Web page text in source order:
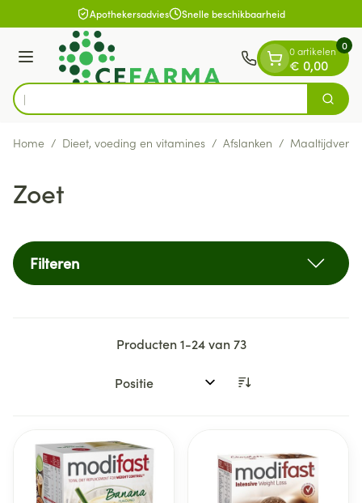
Ga naar de inhoudApothekersadvies Snelle beschikbaarheid
Menu
Product, merk, categorie...
Vind sn Zoek
0 artikelen
€ 0,00
0
Home / Dieet, voeding en vitamines / Afslanken /
Zoet
Filteren
Producten1-24van73
Sorteer op: